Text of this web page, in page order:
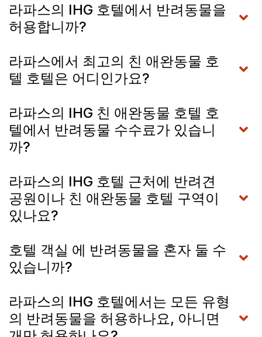
라파스의 IHG 호텔에서 반려동물을
허용합니까?
라파스에서 최고의 친 애완동물 호
텔 호텔은 어디인가요?
라파스의 IHG 친 애완동물 호텔 호
텔에서 반려동물 수수료가 있습니
까?
라파스의 IHG 호텔 근처에 반려견
공원이나 친 애완동물 호텔 구역이
있나요?
호텔 객실 에 반려동물을 혼자 둘 수
있습니까?
라파스의 IHG 호텔에서는 모든 유형
의 반려동물을 허용하나요, 아니면